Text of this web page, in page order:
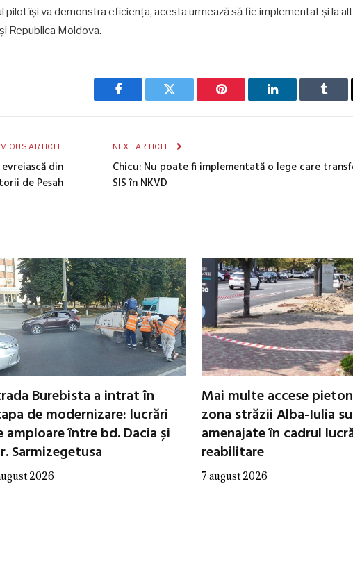
pilot își va demonstra eficiența, acesta urmează să fie implementat și la
Republica Moldova.
Facebook Twitter Pinterest LinkedIn
ARTICLE
din
de Pesah
NEXT ARTICLE
Chicu: Nu poate fi implementată o lege care
SIS în NKVD
Burebista a intrat în
de modernizare: lucrări
amploare între bd. Dacia și
Sarmizegetusa
2026
Mai multe accese
zona străzii Alba-Iulia
amenajate în cadrul
reabilitare
7 august 2026